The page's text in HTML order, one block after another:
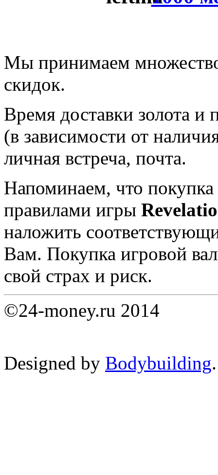
Мы принимаем
скидок.
Время доставки золота и
(в зависимости от
личная встреча, почта.
Напоминаем, что
правилами игры
наложить
Вам. Покупка игровой
свой страх и риск.
©24-money.ru 2014
Designed by Bodybuilding.